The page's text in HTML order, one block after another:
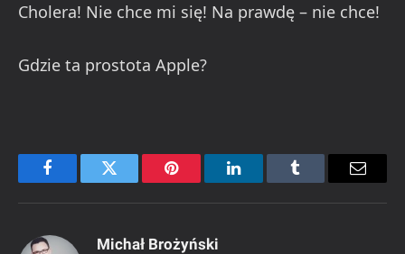
Cholera! Nie chce mi się! Na prawdę – nie chce!
Gdzie ta prostota Apple?
FacebookTwitter Pinterest LinkedInTumblr Email
Michał Brożyński